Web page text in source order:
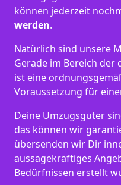
können jederzeit
werden.
Natürlich sind unsere
Gerade im Bereich
ist eine
Voraussetzung für
Deine Umzugsgüter
das können wir
übersenden wir Dir
aussagekräftiges
Bedürfnissen erstellt